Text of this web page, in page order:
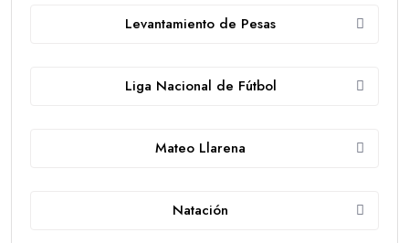
Levantamiento de Pesas
Liga Nacional de Fútbol
Mateo Llarena
Natación